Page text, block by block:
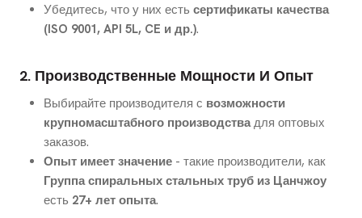
Убедитесь, что у них есть сертификаты качества
(ISO 9001, API 5L, CE и др.).
2. Производственные Мощности И Опыт
Выбирайте производителя с возможности
крупномасштабного производствадля оптовых
заказов.
Опыт имеет значение - такие производители, как
Группа спиральных стальных труб из Цанчжоу
есть 27+ лет опыта.